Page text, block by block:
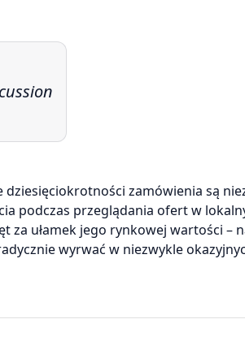
dziesięciokrotności zamówienia są
podczas przeglądania ofert w
za ułamek jego rynkowej wartości –
wyrwać w niezwykle